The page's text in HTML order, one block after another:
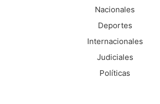
Nacionales
Deportes
Internacionales
Judiciales
Políticas